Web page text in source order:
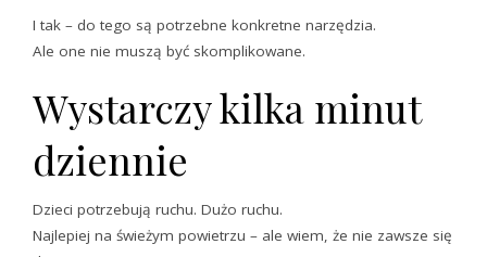
I tak – do tego są potrzebne konkretne narzędzia.
Ale one nie muszą być skomplikowane.
Wystarczy kilka minut
dziennie
Dzieci potrzebują ruchu. Dużo ruchu.
Najlepiej na świeżym powietrzu – ale wiem, że nie zawsze się